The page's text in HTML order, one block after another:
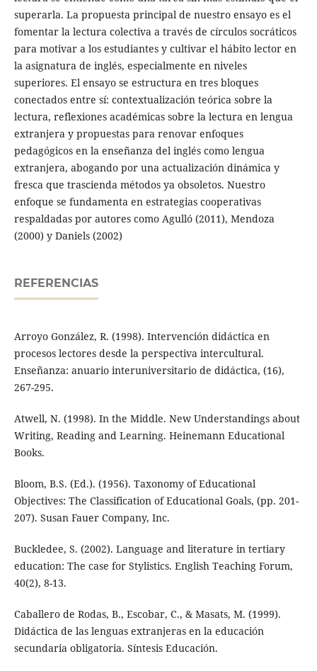
superarla. La propuesta principal de nuestro ensayo es el
fomentar la lectura colectiva a través de círculos socráticos
para motivar a los estudiantes y cultivar el hábito lector en
la asignatura de inglés, especialmente en niveles
superiores. El ensayo se estructura en tres bloques
conectados entre sí: contextualización teórica sobre la
lectura, reflexiones académicas sobre la lectura en lengua
extranjera y propuestas para renovar enfoques
pedagógicos en la enseñanza del inglés como lengua
extranjera, abogando por una actualización dinámica y
fresca que trascienda métodos ya obsoletos. Nuestro
enfoque se fundamenta en estrategias cooperativas
respaldadas por autores como Agulló (2011), Mendoza
(2000) y Daniels (2002)
REFERENCIAS
Arroyo González, R. (1998). Intervención didáctica en
procesos lectores desde la perspectiva intercultural.
Enseñanza: anuario interuniversitario de didáctica, (16),
267-295.
Atwell, N. (1998). In the Middle. New Understandings about
Writing, Reading and Learning. Heinemann Educational
Books.
Bloom, B.S. (Ed.). (1956). Taxonomy of Educational
Objectives: The Classification of Educational Goals, (pp. 201-
207). Susan Fauer Company, Inc.
Buckledee, S. (2002). Language and literature in tertiary
education: The case for Stylistics. English Teaching Forum,
40(2), 8-13.
Caballero de Rodas, B., Escobar, C., & Masats, M. (1999).
Didáctica de las lenguas extranjeras en la educación
secundaria obligatoria. Síntesis Educación.